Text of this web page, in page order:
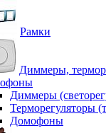
Рамки
Диммеры,
Диммеры
Терморегуляторы
Домофоны